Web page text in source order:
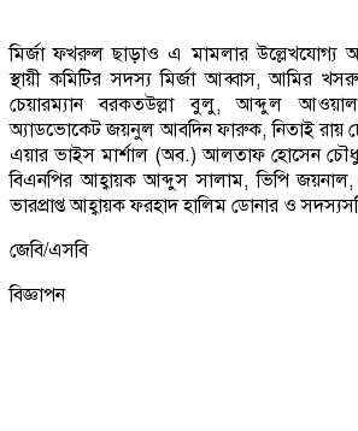
মির্জা ফখরুল ছাড়াও এ মামলার উল্লেখযোগ্য
স্থায়ী কমিটির সদস্য মির্জা আব্বাস, আমির
চেয়ারম্যান বরকতউল্লা বুলু, আব্দুল
অ্যাডভোকেট জয়নুল আবদিন ফারুক, নিতাই রায়
এয়ার ভাইস মার্শাল (অব.) আলতাফ হোসেন
বিএনপির আহ্বায়ক আব্দুস সালাম, ভিপি জয়নাল,
ভারপ্রাপ্ত আহ্বায়ক ফরহাদ হালিম ডোনার ও
জেবি/এসবি
বিজ্ঞাপন